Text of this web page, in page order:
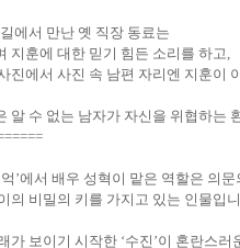
에서 만난 옛 직장 동료는
지훈에 대한 믿기 힘든 소리를 하고,
진에서 사진 속 남편 자리엔 지훈이
알 수 없는 남자가 자신을 위협하는
’에서 배우 성혁이 맡은 역할은 의문
의 비밀의 키를 가지고 있는 인물입
가 보이기 시작한 ‘수진 ’이 혼란스러